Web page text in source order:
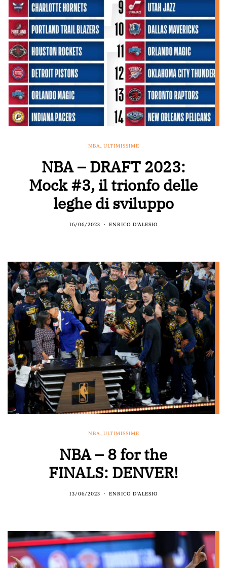
NBA, ULTIMISSIME
NBA – DRAFT 2023:
Mock #3, il trionfo delle
leghe di sviluppo
16/06/2023 ENRICO D'ALESIO
NBA, ULTIMISSIME
NBA – 8 for the
FINALS: DENVER!
13/06/2023 ENRICO D'ALESIO